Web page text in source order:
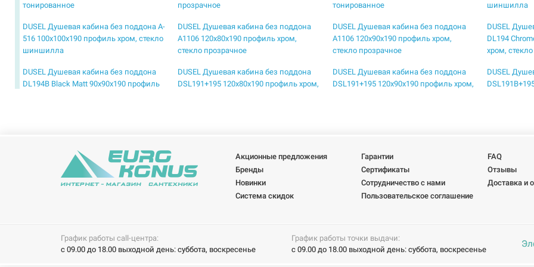
тонированное
прозрачное
тонированное
шиншилла
DUSEL Душевая кабина без поддона A-
516 100x100x190 профиль хром, стекло
шиншилла
DUSEL Душевая кабина без поддона
A1106 120x80x190 профиль хром,
стекло прозрачное
DUSEL Душевая кабина без поддона
A1106 120x90x190 профиль хром,
стекло прозрачное
DUSEL
DL194
хром,
DUSEL Душевая кабина без поддона
DL194B Black Matt 90x90x190 профиль
DUSEL Душевая кабина без поддона
DSL191+195 120x80x190 профиль хром,
DUSEL Душевая кабина без поддона
DSL191+195 120x90x190 профиль хром,
DUSEL
DUSEL Душевая кабина без поддона
EF-182B Black Matt 90x90x190 профиль
black matt, стекло прозрачное
DUSEL Душевая кабина без поддона
EF-184BP Black Matt Paint 100x100x190
профиль black matt, стекло прозрачное
DUSEL Душевая кабина без поддона
EF-184BP Black Matt Paint 90x90x190
профиль black matt, стекло прозрачное
DUSEL
EF-
120x80x190
DL197HBP
Акционные предложения Гарантии FAQ
Бренды
Сертификаты Отзывы
Новинки
Сотрудничество с нами Доставка и
Система скидок
Пользовательское соглашение
График работы call-центра:
с 09.00 до 18.00 выходной день: суббота, воскресенье
График работы точки выдачи:
с 09.00 до 18.00 выходной день: суббота, воскресенье